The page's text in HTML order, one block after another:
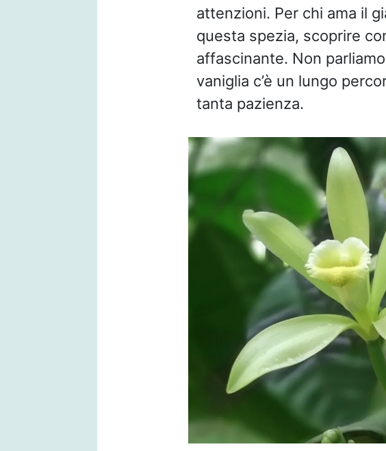
attenzioni. Per chi ama il
questa spezia, scoprire
affascinante. Non
vaniglia c’è un lungo
tanta pazienza.